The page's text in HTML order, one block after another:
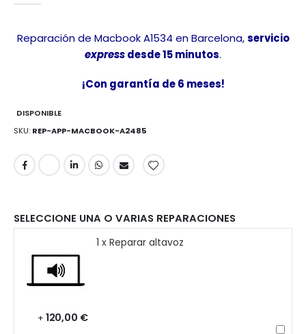
imágenes
Reparación de Macbook A1534 en Barcelona,servicio
expressdesde 15 minutos.
¡Con garantía de 6 meses!
DISPONIBLE
SKU REP-APP-MACBOOK-A2485
SELECCIONE UNA O VARIAS REPARACIONES
1 x Reparar altavoz
+ 120,00 €